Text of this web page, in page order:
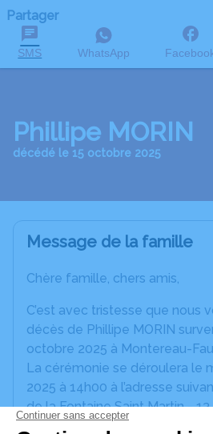
Partager
SMS WhatsApp
Phillipe MORIN
décédé le 15 octobre 2025
Message de la famille
Chère famille, chers amis,
C’est avec tristesse que nous
décès de Phillipe MORIN
octobre 2025 à Montereau-
La cérémonie se déroulera le
2025 à 14h00 à l’adresse
de la Fontaine Saint Martin -
Fontaine Saint-Martin - 94460